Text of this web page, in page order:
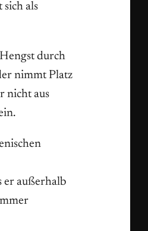
als
durch
nimmt Platz
nicht aus
er außerhalb